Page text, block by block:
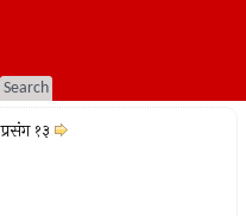
Search
प्रसंग १३